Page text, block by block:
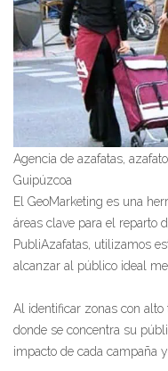
Agencia de azafatas,
Guipúzcoa
El GeoMarketing es una
áreas clave para el reparto
PubliAzafatas, utilizamos
alcanzar al público ideal
Al identificar zonas con alto
donde se concentra su
impacto de cada campaña